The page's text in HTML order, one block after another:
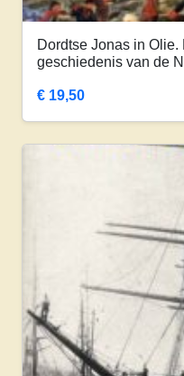
Dordtse Jonas in
geschiedenis van de
€ 19,50